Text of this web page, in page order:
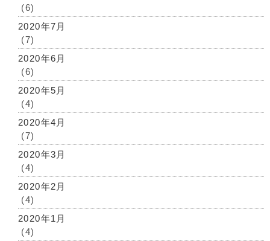
(6)
2020年7月
(7)
2020年6月
(6)
2020年5月
(4)
2020年4月
(7)
2020年3月
(4)
2020年2月
(4)
2020年1月
(4)